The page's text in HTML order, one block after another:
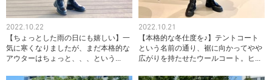
2022.10.22
【ちょっとした雨の日にも嬉しい】一
気に寒くなりましたが、まだ本格的な
アウターはちょっと、、、という...
2022.10.21
【本格的な冬仕度を♪】テントコート
という名前の通り、裾に向かってやや
広がりを持たせたウールコート。ヒ...